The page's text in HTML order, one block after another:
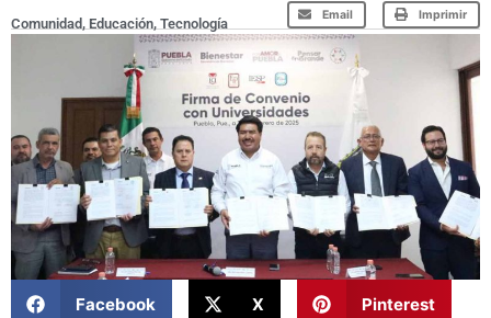
Email Imprimir
Comunidad, Educación, Tecnología
Facebook X Pinterest